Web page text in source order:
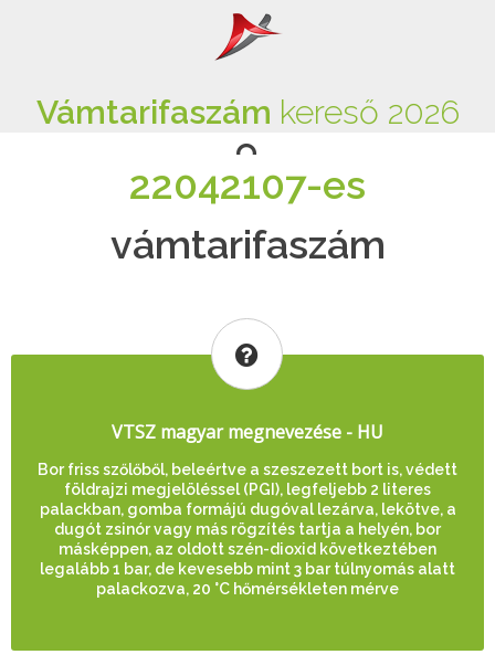
Vámtarifaszám kereső 2026
22042107-es
vámtarifaszám
VTSZ magyar megnevezése - HU
Bor friss szőlőből, beleértve a szeszezett bort is, védett
földrajzi megjelöléssel (PGI), legfeljebb 2 literes
palackban, gomba formájú dugóval lezárva, lekötve, a
dugót zsinór vagy más rögzítés tartja a helyén, bor
másképpen, az oldott szén-dioxid következtében
legalább 1 bar, de kevesebb mint 3 bar túlnyomás alatt
palackozva, 20 °C hőmérsékleten mérve